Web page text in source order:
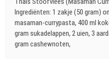
Ingrediënten: 1 zakje (50 gram)
masaman-currypasta, 400 ml
gram sukadelappen, 2 uien, 3
gram cashewnoten,